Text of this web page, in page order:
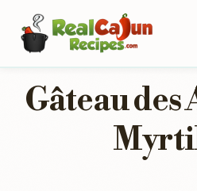
Gâteau des